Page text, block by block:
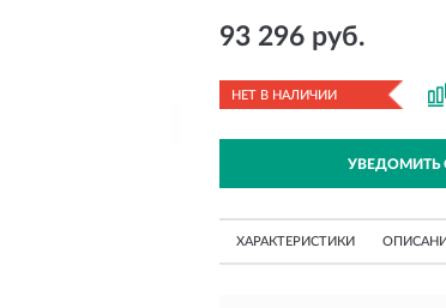
93 296 руб.
НЕТ В НАЛИЧИИ
УВЕДОМИТЬ
ХАРАКТЕРИСТИКИ